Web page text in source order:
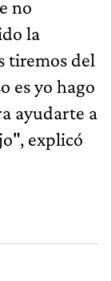
no
la
tiremos del
es yo hago
ayudarte a
explicó